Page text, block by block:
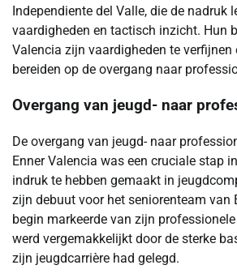
Independiente del Valle, die de nadruk
vaardigheden en tactisch inzicht. Hun
Valencia zijn vaardigheden te verfijnen
bereiden op de overgang naar
Overgang van jeugd- naar
De overgang van jeugd- naar
Enner Valencia was een cruciale stap
indruk te hebben gemaakt in
zijn debuut voor het seniorenteam van
begin markeerde van zijn
werd vergemakkelijkt door de sterke
zijn jeugdcarrière had gelegd.